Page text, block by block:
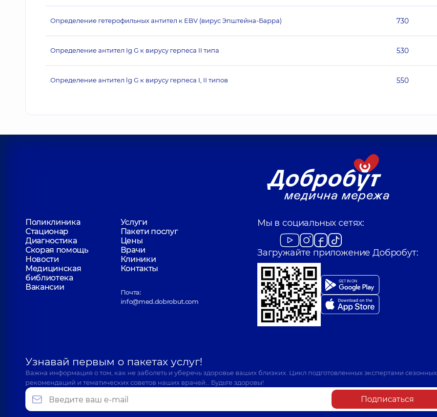
Определение гетерофильных антител к EBV (вирус Эпштейна-Барра) 730
Oпределение антител Ig G к вирусу герпеса II типа 530
Oпределение антител lg G к вирусу герпеса I, II типов 550
Поликлиника
Услуги
Стационар
Пакети послуг
Диагностика
Цены
Скорая помощь
Врачи
Новости
Клиники
Медицинская
библиотека
Контакты
Вакансии
Почта:
info@med.dobrobut.com
Мы в социальных сетях:
Загружайте приложение Добробут:
Узнавай первым о пакетах услуг!
Важна информация о том, как не заболеть и уберечь здоровье ваших близких. Цикл подготовленных экспертами сезонных
рекомендаций и тематических советов наших врачей… Будьте здоровы!
Подписаться